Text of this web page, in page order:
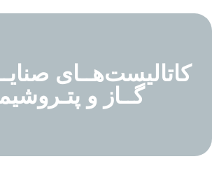
کاتالیست‌هــای
گــاز و